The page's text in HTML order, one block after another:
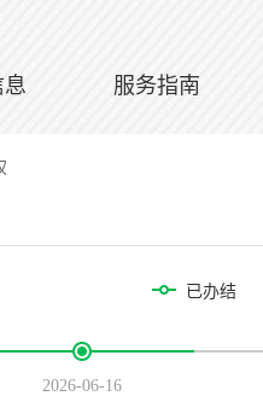
息 服务指南
已办结
2026-06-16